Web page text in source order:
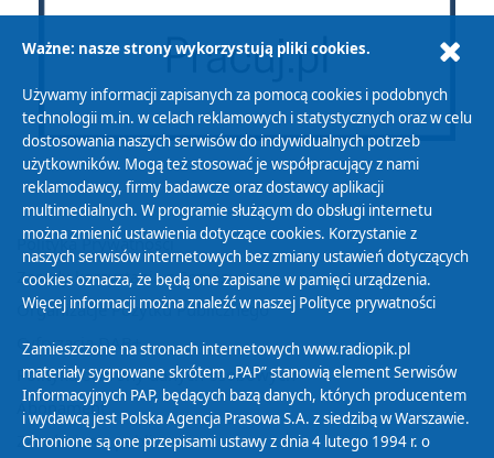
Polityka Prywatności
Zasady korzystania z Serwisu
Organizacje Pożytku Publicznego
Cyfryzacja DAB+
Polityka ochrony danych osobowych
Abonament
Zamówienia publiczne
Ważne: nasze strony wykorzystują pliki cookies.
Używamy informacji zapisanych za pomocą cookies i podobnych
technologii m.in. w celach reklamowych i statystycznych oraz w celu
dostosowania naszych serwisów do indywidualnych potrzeb
użytkowników. Mogą też stosować je współpracujący z nami
reklamodawcy, firmy badawcze oraz dostawcy aplikacji
multimedialnych. W programie służącym do obsługi internetu
można zmienić ustawienia dotyczące cookies. Korzystanie z
naszych serwisów internetowych bez zmiany ustawień dotyczących
cookies oznacza, że będą one zapisane w pamięci urządzenia.
Więcej informacji można znaleźć w naszej Polityce prywatności
Zamieszczone na stronach internetowych www.radiopik.pl
materiały sygnowane skrótem „PAP” stanowią element Serwisów
Informacyjnych PAP, będących bazą danych, których producentem
i wydawcą jest Polska Agencja Prasowa S.A. z siedzibą w Warszawie.
Chronione są one przepisami ustawy z dnia 4 lutego 1994 r. o